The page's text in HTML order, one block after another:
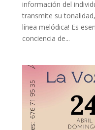
información del
transmite su
línea melódica! Es
conciencia de...